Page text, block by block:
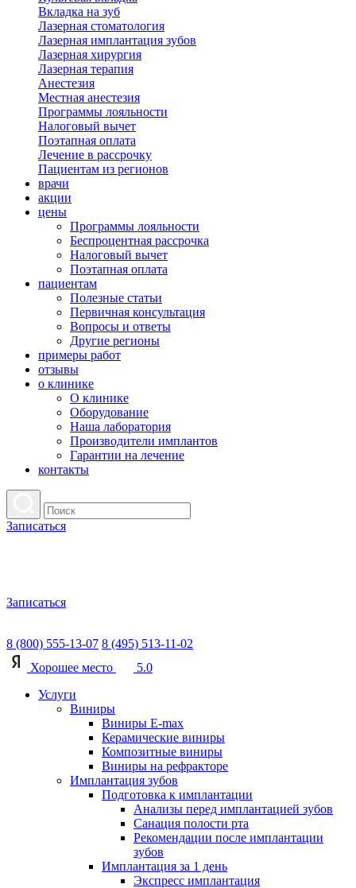
Вкладка на зуб
Лазерная стоматология
Лазерная имплантация зубов
Лазерная хирургия
Лазерная терапия
Анестезия
Местная анестезия
Программы лояльности
Налоговый вычет
Поэтапная оплата
Лечение в рассрочку
Пациентам из регионов
врачи
акции
цены
Программы лояльности
Беспроцентная рассрочка
Налоговый вычет
Поэтапная оплата
пациентам
Полезные статьи
Первичная консультация
Вопросы и ответы
Другие регионы
примеры работ
отзывы
о клинике
О клинике
Оборудование
Наша лаборатория
Производители имплантов
Гарантии на лечение
контакты
Записаться
Записаться
8 (800) 555-13-07 8 (495) 513-11-02
Хорошее место
5.0
Услуги
Виниры
Виниры E-max
Керамические виниры
Композитные виниры
Виниры на рефракторе
Имплантация зубов
Подготовка к имплантации
Анализы перед имплантацией зубов
Санация полости рта
Рекомендации после имплантации
зубов
Имплантация за 1 день
Экспресс имплантация